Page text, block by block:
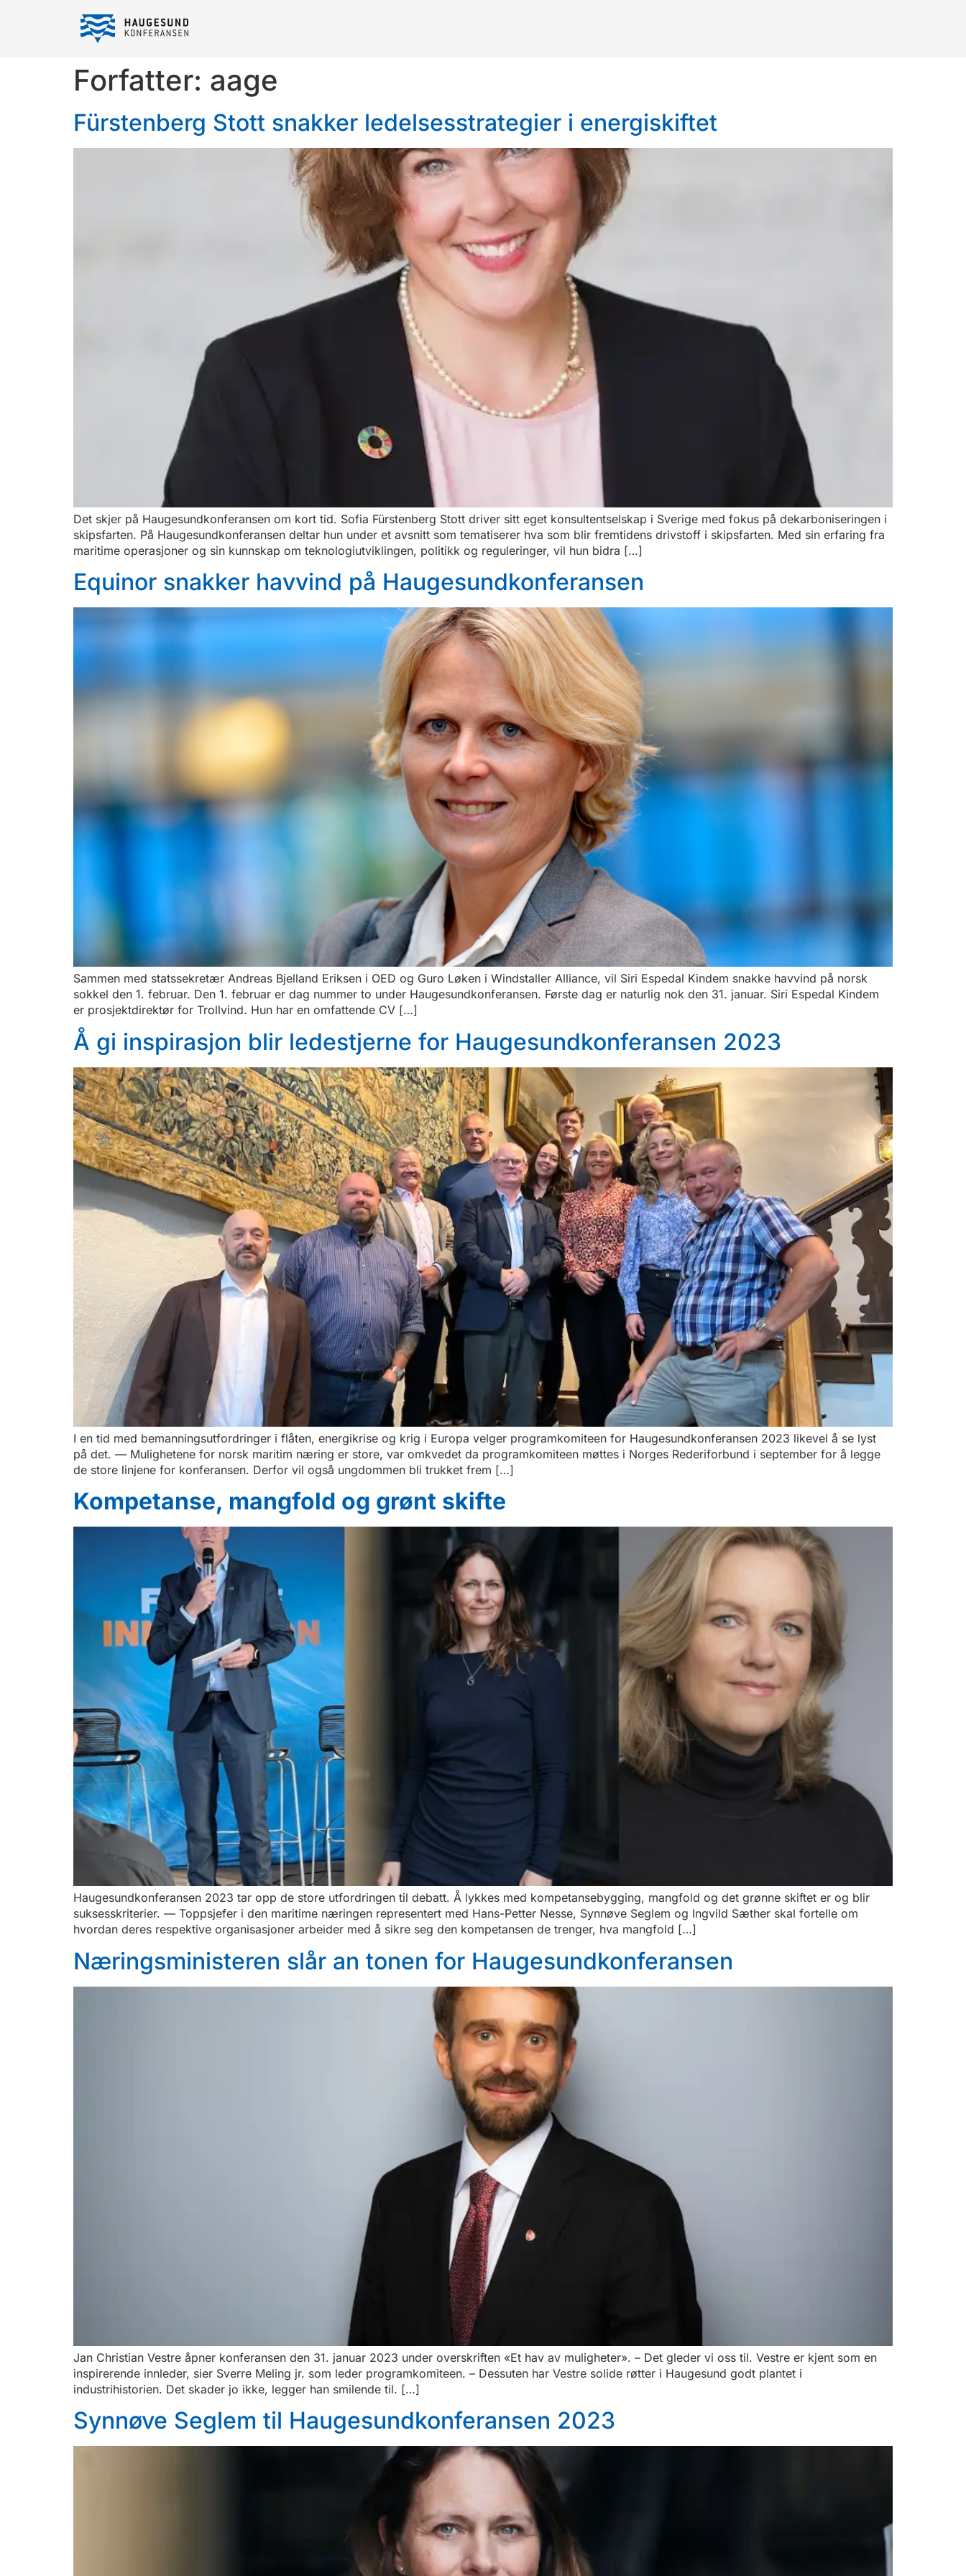
Forfatter: aage
Fürstenberg Stott snakker ledelsesstrategier i energiskiftet
Det skjer på Haugesundkonferansen om kort tid. Sofia Fürstenberg Stott driver sitt eget konsultentselskap i Sverige med fokus på dekarboniseringen i
skipsfarten. På Haugesundkonferansen deltar hun under et avsnitt som tematiserer hva som blir fremtidens drivstoff i skipsfarten. Med sin erfaring fra
maritime operasjoner og sin kunnskap om teknologiutviklingen, politikk og reguleringer, vil hun bidra […]
Equinor snakker havvind på Haugesundkonferansen
Sammen med statssekretær Andreas Bjelland Eriksen i OED og Guro Løken i Windstaller Alliance, vil Siri Espedal Kindem snakke havvind på norsk
sokkel den 1. februar. Den 1. februar er dag nummer to under Haugesundkonferansen. Første dag er naturlig nok den 31. januar. Siri Espedal Kindem
er prosjektdirektør for Trollvind. Hun har en omfattende CV […]
Å gi inspirasjon blir ledestjerne for Haugesundkonferansen 2023
I en tid med bemanningsutfordringer i flåten, energikrise og krig i Europa velger programkomiteen for Haugesundkonferansen 2023 likevel å se lyst
på det. — Mulighetene for norsk maritim næring er store, var omkvedet da programkomiteen møttes i Norges Rederiforbund i september for å legge
de store linjene for konferansen. Derfor vil også ungdommen bli trukket frem […]
Kompetanse, mangfold og grønt skifte
Haugesundkonferansen 2023 tar opp de store utfordringen til debatt. Å lykkes med kompetansebygging, mangfold og det grønne skiftet er og blir
suksesskriterier. — Toppsjefer i den maritime næringen representert med Hans-Petter Nesse, Synnøve Seglem og Ingvild Sæther skal fortelle om
hvordan deres respektive organisasjoner arbeider med å sikre seg den kompetansen de trenger, hva mangfold […]
Næringsministeren slår an tonen for Haugesundkonferansen
Jan Christian Vestre åpner konferansen den 31. januar 2023 under overskriften «Et hav av muligheter». – Det gleder vi oss til. Vestre er kjent som en
inspirerende innleder, sier Sverre Meling jr. som leder programkomiteen. – Dessuten har Vestre solide røtter i Haugesund godt plantet i
industrihistorien. Det skader jo ikke, legger han smilende til. […]
Synnøve Seglem til Haugesundkonferansen 2023